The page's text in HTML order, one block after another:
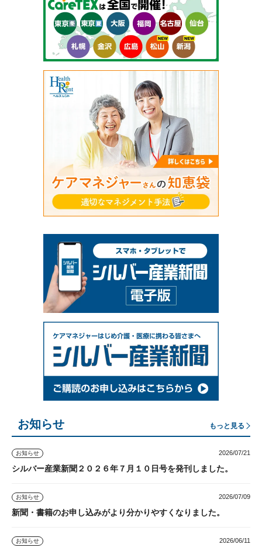
お知らせ もっと見る
お知らせ 2026/07/21
シルバー産業新聞２０２６年７月１０日号を発刊しました。
お知らせ 2026/07/09
新聞・書籍のお申し込みがより分かりやすくなりました。
お知らせ 2026/06/11